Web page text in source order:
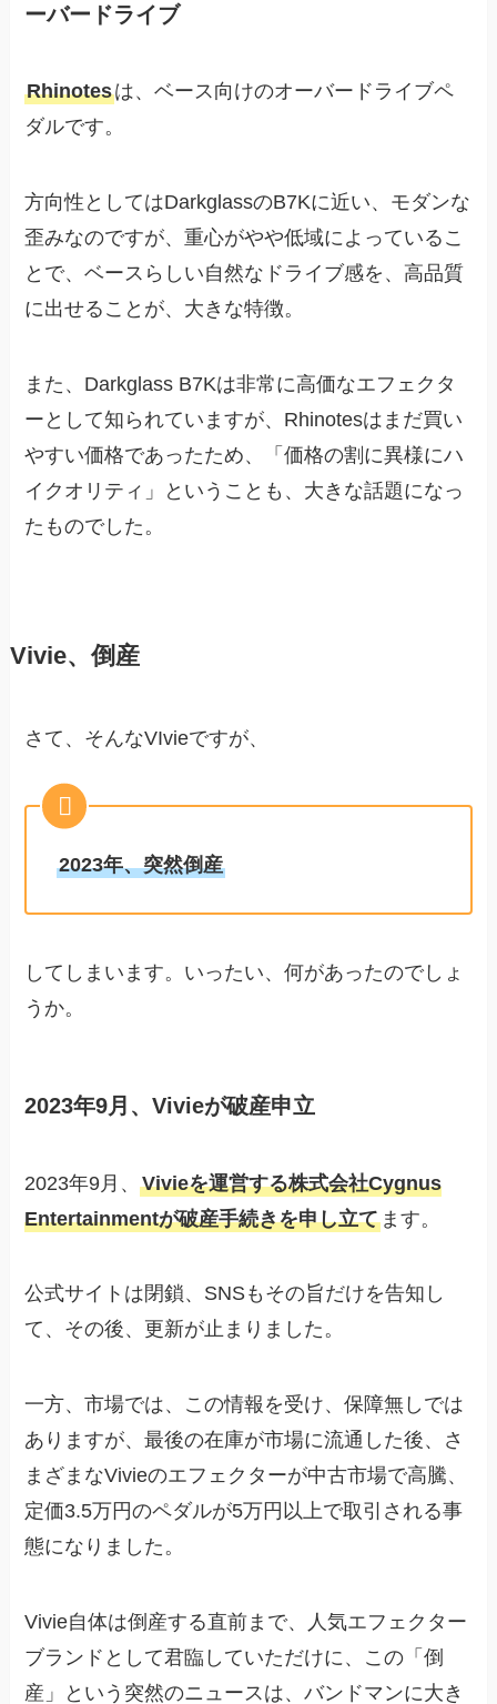
ーバードライブ
Rhinotesは、ベース向けのオーバードライブペ
ダルです。
方向性としてはDarkglassのB7Kに近い、モダンな
歪みなのですが、重心がやや低域によっているこ
とで、ベースらしい自然なドライブ感を、高品質
に出せることが、大きな特徴。
また、Darkglass B7Kは非常に高価なエフェクタ
ーとして知られていますが、Rhinotesはまだ買い
やすい価格であったため、「価格の割に異様にハ
イクオリティ」ということも、大きな話題になっ
たものでした。
Vivie、倒産
さて、そんなVIvieですが、
2023年、突然倒産
してしまいます。いったい、何があったのでしょ
うか。
2023年9月、Vivieが破産申立
2023年9月、Vivieを運営する株式会社Cygnus
Entertainmentが破産手続きを申し立て ます。
公式サイトは閉鎖、SNSもその旨だけを告知し
て、その後、更新が止まりました。
一方、市場では、この情報を受け、保障無しでは
ありますが、最後の在庫が市場に流通した後、さ
まざまなVivieのエフェクターが中古市場で高騰、
定価3.5万円のペダルが5万円以上で取引される事
態になりました。
Vivie自体は倒産する直前まで、人気エフェクター
ブランドとして君臨していただけに、この「倒
産」という突然のニュースは、バンドマンに大き